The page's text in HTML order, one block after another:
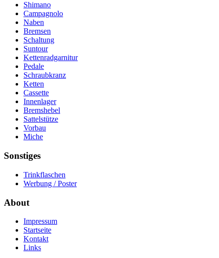
Shimano
Campagnolo
Naben
Bremsen
Schaltung
Suntour
Kettenradgarnitur
Pedale
Schraubkranz
Ketten
Cassette
Innenlager
Bremshebel
Sattelstütze
Vorbau
Miche
Sonstiges
Trinkflaschen
Werbung / Poster
About
Impressum
Startseite
Kontakt
Links